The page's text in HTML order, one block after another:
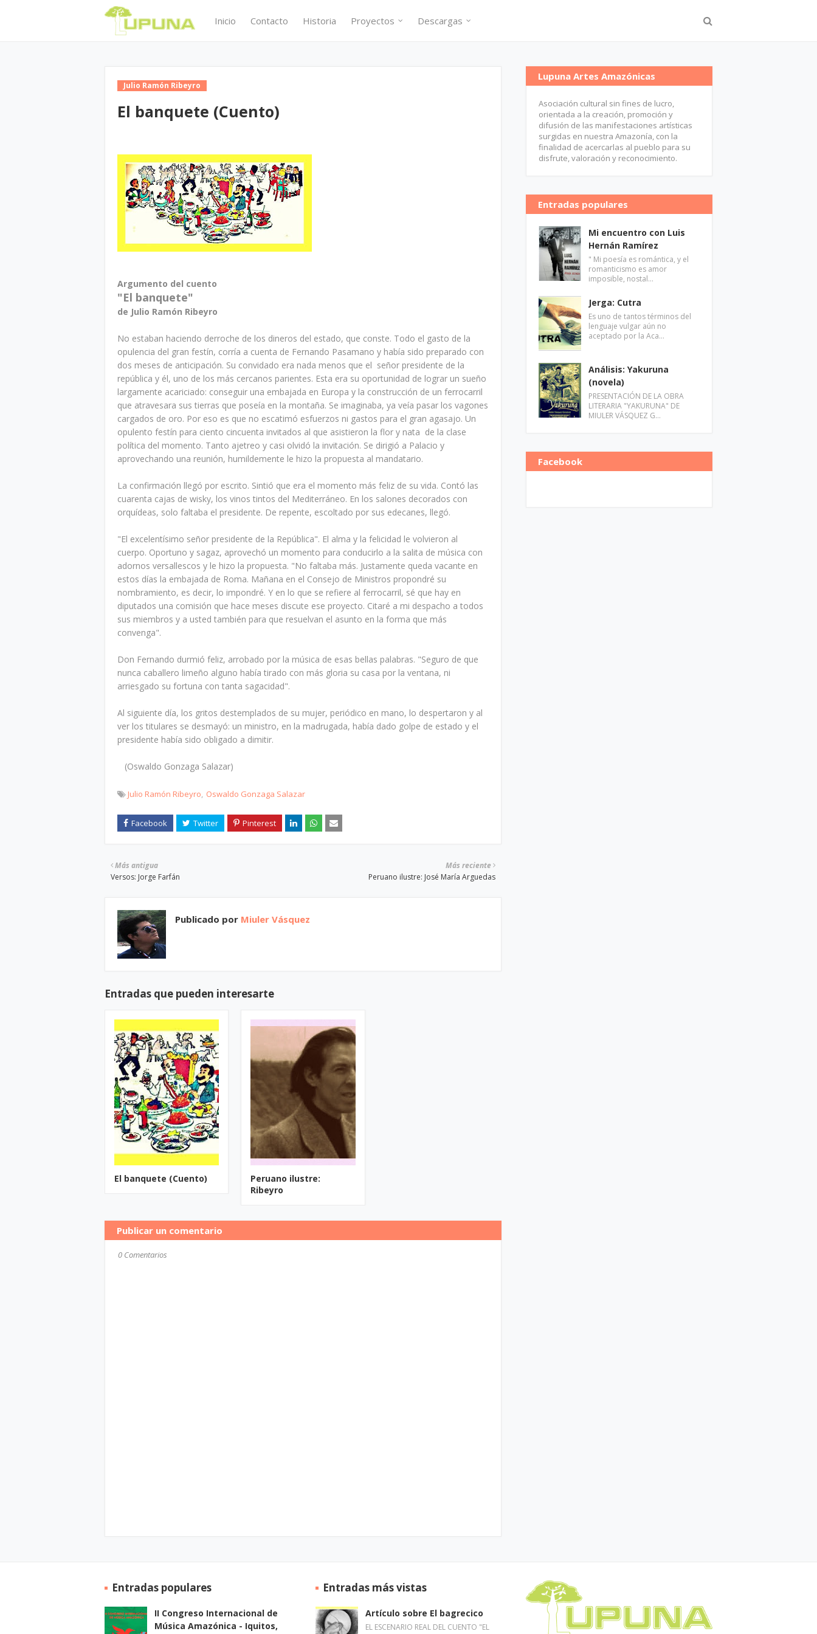
Inicio Contacto Historia Proyectos Descargas
Julio Ramón Ribeyro
El banquete (Cuento)
Argumento del cuento
"El banquete"
de Julio Ramón Ribeyro
No estaban haciendo derroche de los dineros del estado, que conste. Todo el gasto de la
opulencia del gran festín, corría a cuenta de Fernando Pasamano y había sido preparado con
dos meses de anticipación. Su convidado era nada menos que el señor presidente de la
república y él, uno de los más cercanos parientes. Esta era su oportunidad de lograr un sueño
largamente acariciado: conseguir una embajada en Europa y la construcción de un ferrocarril
que atravesara sus tierras que poseía en la montaña. Se imaginaba, ya veía pasar los vagones
cargados de oro. Por eso es que no escatimó esfuerzos ni gastos para el gran agasajo. Un
opulento festín para ciento cincuenta invitados al que asistieron la flor y nata de la clase
política del momento. Tanto ajetreo y casi olvidó la invitación. Se dirigió a Palacio y
aprovechando una reunión, humildemente le hizo la propuesta al mandatario.
La confirmación llegó por escrito. Sintió que era el momento más feliz de su vida. Contó las
cuarenta cajas de wisky, los vinos tintos del Mediterráneo. En los salones decorados con
orquídeas, solo faltaba el presidente. De repente, escoltado por sus edecanes, llegó.
"El excelentísimo señor presidente de la República". El alma y la felicidad le volvieron al
cuerpo. Oportuno y sagaz, aprovechó un momento para conducirlo a la salita de música con
adornos versallescos y le hizo la propuesta. "No faltaba más. Justamente queda vacante en
estos días la embajada de Roma. Mañana en el Consejo de Ministros propondré su
nombramiento, es decir, lo impondré. Y en lo que se refiere al ferrocarril, sé que hay en
diputados una comisión que hace meses discute ese proyecto. Citaré a mi despacho a todos
sus miembros y a usted también para que resuelvan el asunto en la forma que más
convenga".
Don Fernando durmió feliz, arrobado por la música de esas bellas palabras. "Seguro de que
nunca caballero limeño alguno había tirado con más gloria su casa por la ventana, ni
arriesgado su fortuna con tanta sagacidad".
Al siguiente día, los gritos destemplados de su mujer, periódico en mano, lo despertaron y al
ver los titulares se desmayó: un ministro, en la madrugada, había dado golpe de estado y el
presidente había sido obligado a dimitir.
(Oswaldo Gonzaga Salazar)
Julio Ramón Ribeyro Oswaldo Gonzaga Salazar
Más reciente
Peruano ilustre: José María Arguedas
Más antigua
Versos: Jorge Farfán
Publicado por Miuler Vásquez
Entradas que pueden interesarte
El banquete (Cuento)
Peruano ilustre:
Ribeyro
Publicar un comentario
0 Comentarios
Lupuna Artes Amazónicas
Asociación cultural sin fines de lucro,
orientada a la creación, promoción y
difusión de las manifestaciones artísticas
surgidas en nuestra Amazonía, con la
finalidad de acercarlas al pueblo para su
disfrute, valoración y reconocimiento.
Entradas populares
Mi encuentro con Luis
Hernán Ramírez
" Mi poesía es romántica, y el
romanticismo es amor
imposible, nostal…
Jerga: Cutra
Es uno de tantos términos del
lenguaje vulgar aún no
aceptado por la Aca…
Análisis: Yakuruna
(novela)
PRESENTACIÓN DE LA OBRA
LITERARIA "YAKURUNA" DE
MIULER VÁSQUEZ G…
Facebook
Entradas populares
II Congreso Internacional de
Música Amazónica - Iquitos,
Entradas más vistas
Artículo sobre El bagrecico
EL ESCENARIO REAL DEL CUENTO "EL